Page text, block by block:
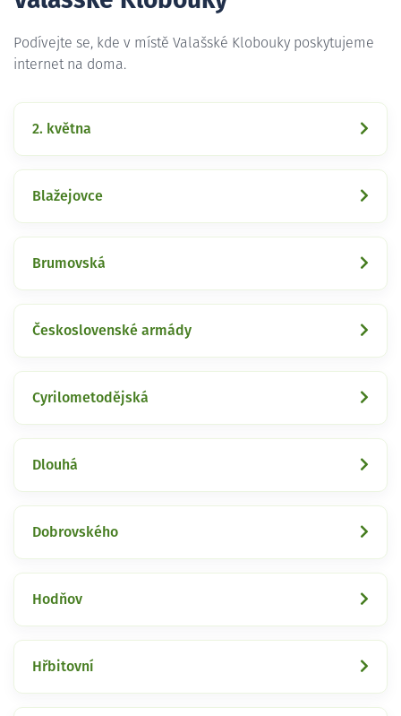
Podívejte se, kde v místě Valašské Klobouky poskytujeme
internet na doma.
2. května
Blažejovce
Brumovská
Československé armády
Cyrilometodějská
Dlouhá
Dobrovského
Hodňov
Hřbitovní